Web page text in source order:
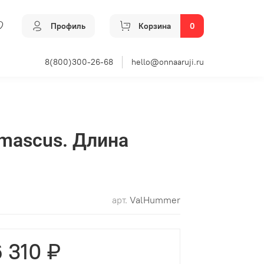
Профиль Корзина 0
8(800)300-26-68 hello@onnaaruji.ru
Длина
арт. ValHummer
310 ₽